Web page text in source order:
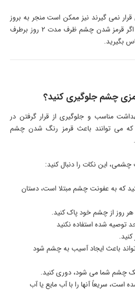
نمی گیرند نیز ممکن است منجر به بروز
آسیب دائمی به چشم شود. اگر قرمز شدن چشم ظرف مدت 2 روز برطرف
بگیرید.
چشم جلوگیری کنید؟
مناسب و جلوگیری از قرار گرفتن در
می توانند باعث قرمز رنگ شدن چشم
این نکات را دنبال کنید:
که به عفونت چشم مبتلا است، دستان
روز از چشم خود پاک کنید.
توصیه شده استفاده نکنید
کنید.
باعث ایجاد آسیب به چشم شود
چشم شما می شود، دوری کنید.
است، سریعاً آنها را با آب مایع یا آب